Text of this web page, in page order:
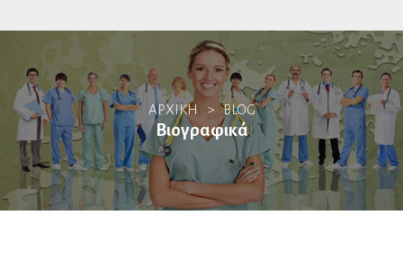
Βιοπαθολόγοι
Γαστρεντερολόγοι
Ενδοσκόποι
ΑΡΧΙΚΗ > BLOG
Βιογραφικά